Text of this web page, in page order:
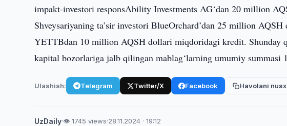
impakt-investori responsAbility Investments AG‘dan 20 million
Shveysariyaning ta’sir investori BlueOrchard’dan 25 million
YETTBdan 10 million AQSH dollari miqdoridagi kredit. Shunday
kapital bozorlariga jalb qilingan mablag‘larning umumiy
Ulashish: Telegram Twitter/X Facebook Havolani
UzDaily·👁 1745 views·28.11.2024 · 19:12